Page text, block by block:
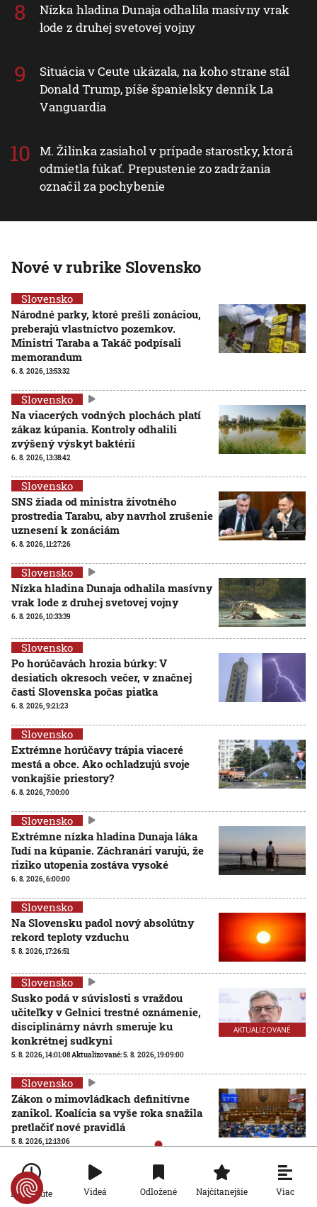
Nízka hladina Dunaja odhalila masívny vrak
lode z druhej svetovej vojny
Situácia v Ceute ukázala, na koho strane stál
Donald Trump, píše španielsky denník La
Vanguardia
M. Žilinka zasiahol v prípade starostky, ktorá
odmietla fúkať. Prepustenie zo zadržania
označil za pochybenie
Nové v rubrike Slovensko
Slovensko
Národné parky, ktoré prešli zonáciou,
preberajú vlastníctvo pozemkov.
Ministri Taraba a Takáč podpísali
memorandum
6. 8. 2026, 13:53:32
Slovensko
Na viacerých vodných plochách platí
zákaz kúpania. Kontroly odhalili
zvýšený výskyt baktérií
6. 8. 2026, 13:38:42
Slovensko
SNS žiada od ministra životného
prostredia Tarabu, aby navrhol zrušenie
uznesení k zonáciám
6. 8. 2026, 11:27:26
Slovensko
Nízka hladina Dunaja odhalila masívny
vrak lode z druhej svetovej vojny
6. 8. 2026, 10:33:39
Slovensko
Po horúčavách hrozia búrky: V
desiatich okresoch večer, v značnej
časti Slovenska počas piatka
6. 8. 2026, 9:21:23
Slovensko
Extrémne horúčavy trápia viaceré
mestá a obce. Ako ochladzujú svoje
vonkajšie priestory?
6. 8. 2026, 7:00:00
Slovensko
Extrémne nízka hladina Dunaja láka
ľudí na kúpanie. Záchranári varujú, že
riziko utopenia zostáva vysoké
6. 8. 2026, 6:00:00
Slovensko
Na Slovensku padol nový absolútny
rekord teploty vzduchu
5. 8. 2026, 17:26:51
AKTUALIZOVANÉ
Slovensko
Susko podá v súvislosti s vraždou
učiteľky v Gelnici trestné oznámenie,
disciplinárny návrh smeruje ku
konkrétnej sudkyni
5. 8. 2026, 14:01:08Aktualizované:5. 8. 2026, 19:09:00
Slovensko
Zákon o mimovládkach definitívne
zanikol. Koalícia sa vyše roka snažila
pretlačiť nové pravidlá
5. 8. 2026, 12:13:06
Slovensko
Vyštudované zdravotné sestry z Ukrajiny na Slovensku
Po minúte Videá Odložené Najčítanejšie Viac